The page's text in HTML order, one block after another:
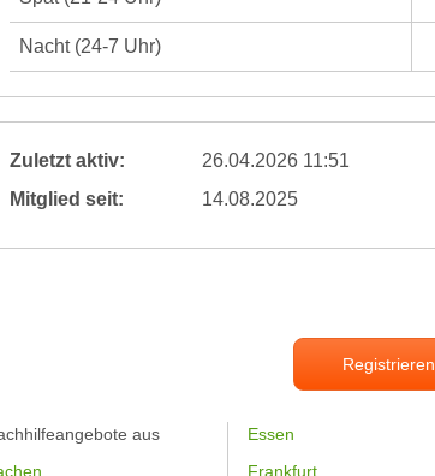
Nacht (24-7 Uhr)
Zuletzt aktiv: 26.04.2026 11:51
Mitglied seit:
14.08.2025
Registrieren
aus
Essen
Frankfurt